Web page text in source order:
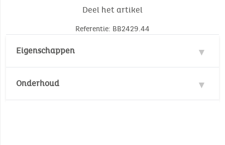
Deel het artikel
Referentie: BB2429.44
Eigenschappen
Onderhoud